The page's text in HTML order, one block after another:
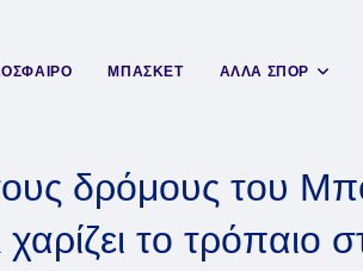
ΜΠΑΣΚΕΤ ΑΛΛΑ ΣΠΟΡ
δρόμους του
το τρόπαιο